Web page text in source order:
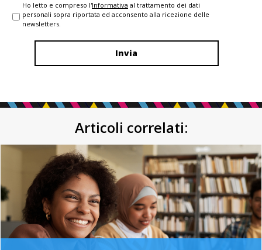
Ho letto e compreso l'Informativa al trattamento dei dati
personali sopra riportata ed acconsento alla ricezione delle
newsletters.
Articoli correlati: